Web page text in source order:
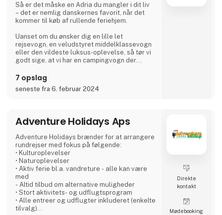
Så er det måske en Adria du mangler i dit liv
– det er nemlig danskernes favorit, når det
kommer til køb af rullende feriehjem.
Uanset om du ønsker dig en lille let
rejsevogn, en veludstyret middelklassevogn
eller den vildeste luksus-oplevelse, så tør vi
godt sige, at vi har en campingvogn der
Hvis du ikke er helt solgt af idéen om
campingvogn, så leverer vi selvfølgelig også
noget som helst.
Til Ferie For Alle, kan du igen i år, gå på
opdagelse i en mass
7 opslag
seneste fra 6. februar 2024
Adventure Holidays Aps
Adventure Holidays brænder for at arrangere
rundrejser med fokus på følgende:
• Kulturoplevelser
• Naturoplevelser
• Aktiv ferie bl.a. vandreture - alle kan være
med
- Altid tilbud om alternative ­muligheder
• Stort aktivitets- og udflugtsprogram
• Alle entreer og udflugter inkluderet (enkelte
tilvalg)
Direkte
kontakt
Møde­booking